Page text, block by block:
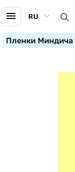
RU
Пленки Миндича